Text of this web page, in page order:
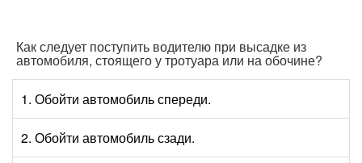
Как следует поступить водителю при высадке из
автомобиля, стоящего у тротуара или на обочине?
1. Обойти автомобиль спереди.
2. Обойти автомобиль сзади.